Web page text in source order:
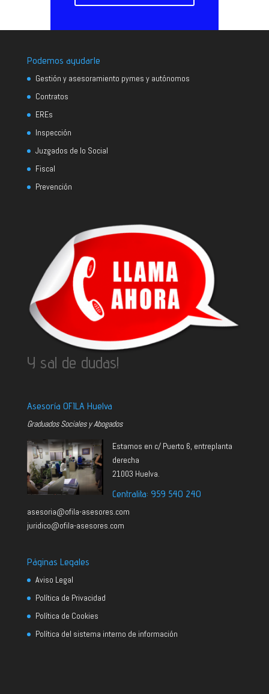
Podemos ayudarle
Gestión y asesoramiento pymes y autónomos
Contratos
EREs
Inspección
Juzgados de lo Social
Fiscal
Prevención
Y sal de dudas!
Asesoría OFILA Huelva
Graduados Sociales y Abogados
Estamos en c/ Puerto 6, entreplanta
derecha
21003 Huelva.
Centralita: 959 540 240
asesoria@ofila-asesores.com
juridico@ofila-asesores.com
Páginas Legales
Aviso Legal
Política de Privacidad
Política de Cookies
Política del sistema interno de información